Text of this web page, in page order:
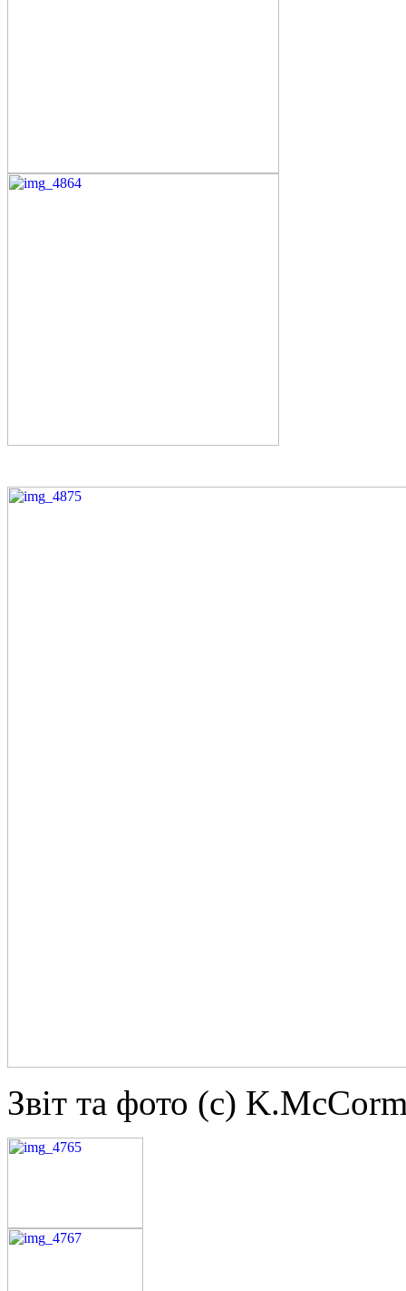
Звіт та фото (с)